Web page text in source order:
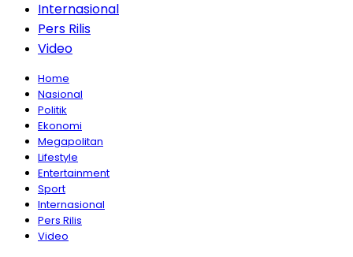
Internasional
Pers Rilis
Video
Home
Nasional
Politik
Ekonomi
Megapolitan
Lifestyle
Entertainment
Sport
Internasional
Pers Rilis
Video